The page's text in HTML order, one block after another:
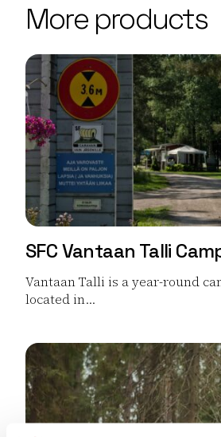
−
More products
SFC Vantaan Talli
Vantaan Talli is a year-round
located in...